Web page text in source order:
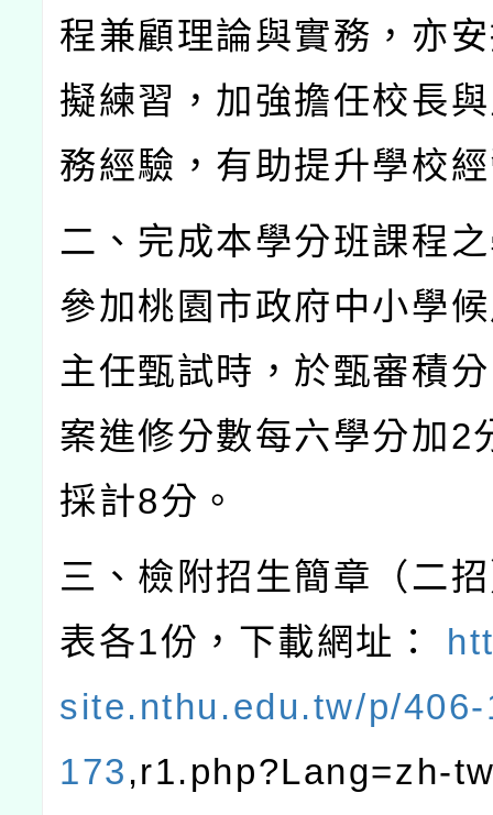
程兼顧理論與實務，亦
擬練習，加強擔任校長
務經驗，有助提升學校
二、完成本學分班課程
參加桃園市政府中小學
主任甄試時，於甄審積
案進修分數每六學分加2
採計8分。
三、檢附招生簡章（二
表各1份，下載網址：
site.nthu.edu.tw/p/406-
173,r1.php?Lang=zh-